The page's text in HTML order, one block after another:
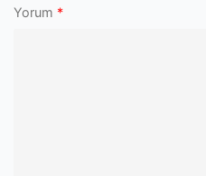
Yorum *